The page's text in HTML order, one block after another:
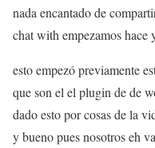
nada encantado de
chat with empezamos hace
esto empezó previamente
que son el el plugin de de
dado esto por cosas de la
y bueno pues nosotros eh